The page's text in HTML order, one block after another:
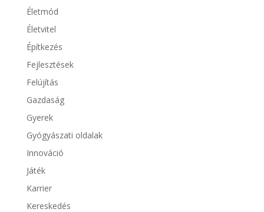
Életmód
Életvitel
Építkezés
Fejlesztések
Felújítás
Gazdaság
Gyerek
Gyógyászati oldalak
Innováció
Játék
Karrier
Kereskedés